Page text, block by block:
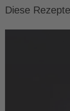
Diese